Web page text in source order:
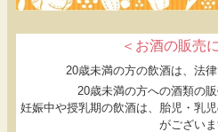
農業の担い手として注目される障がいある
ィアと流通、就労支援事業所を取材。
●その３ 消費者とダイレクトにつながる「
＜お酒の販売
20歳未満の方の飲酒は、法
20歳未満の方への酒類の
妊娠中や授乳期の飲酒は、胎児・乳
がございま